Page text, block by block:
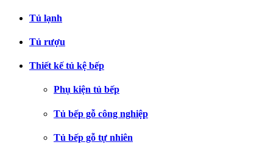
Tủ lạnh
Tủ rượu
Thiết kế tủ kệ bếp
Phụ kiện tủ bếp
Tủ bếp gỗ công nghiệp
Tủ bếp gỗ tự nhiên